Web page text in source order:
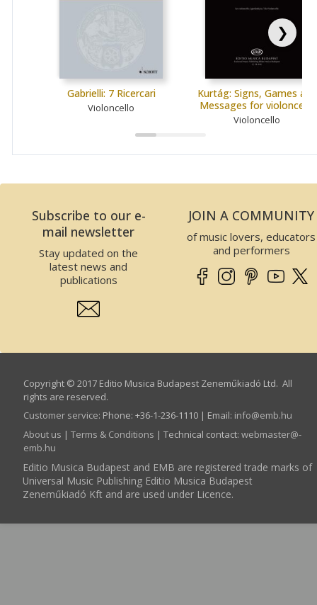
Gabrielli: 7 Ricercari
Violoncello
Kurtág: Signs, Games and
Messages for violoncello
Violoncello
❯
Subscribe to our e-
mail newsletter
Stay updated on the
latest news and
publications
JOIN A COMMUNITY
of music lovers, educators
and performers
Copyright © 2017 Editio Musica Budapest Zeneműkiadó Ltd. All
rights are reserved.
Customer service: Phone: +36-1-236-1110 | Email: info­@­emb.hu
About us | Terms & Conditions | Technical contact: webmaster­@­
emb.hu
Editio Musica Budapest and EMB are registered trade marks of
Universal Music Publishing Editio Musica Budapest
Zeneműkiadó Kft and are used under Licence.